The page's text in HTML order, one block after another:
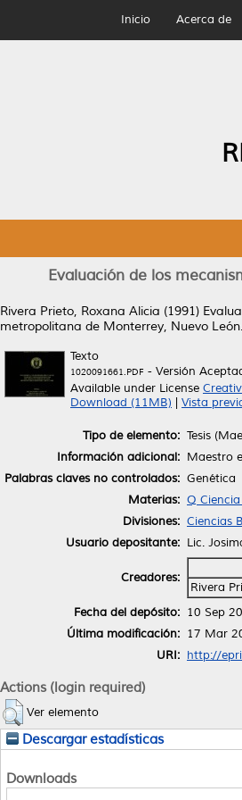
Inicio Acerca de
Evaluación de los
Rivera Prieto, Roxana Alicia (1991)
metropolitana de Monterrey, Nuevo León.
Texto
1020091661.PDF - Versión
Available under License
Download (11MB)
Vista
Tipo de elemento: Tesis
Información adicional: Maestro
Palabras claves no controlados: Genética
Materias: Q
Divisiones: Ciencias
Usuario depositante: Lic.
Creadores:
Rivera
Fecha del depósito: 10 Sep
Última modificación: 17 Mar
URI: http://
Actions (login required)
Ver elemento
Descargar estadísticas
Downloads